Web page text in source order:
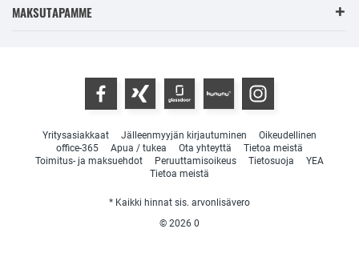
MAKSUTAPAMME
Yritysasiakkaat Jälleenmyyjän kirjautuminen
Oikeudellinen
office-365
Apua / tukea Ota yhteyttä
Tietoa meistä
Toimitus- ja maksuehdot
Peruuttamisoikeus Tietosuoja
YEA
Tietoa meistä
* Kaikki hinnat sis. arvonlisävero
© 2026 0